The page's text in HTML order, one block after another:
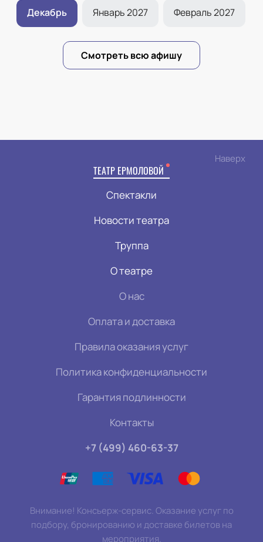
Декабрь Январь 2027 Февраль 2027
Смотреть всю афишу
Наверх
ТЕАТР ЕРМОЛОВОЙ
Спектакли
Новости театра
Труппа
О театре
О нас
Оплата и доставка
Правила оказания услуг
Политика конфиденциальности
Гарантия подлинности
Контакты
+7 (499) 460-63-37
Внимание! Консьерж-сервис. Оказание услуг по
подбору, бронированию и доставке билетов на
мероприятия.